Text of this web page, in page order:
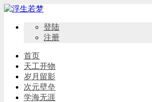
登陆
注册
首页
天工开物
岁月留影
次元壁垒
学海无涯